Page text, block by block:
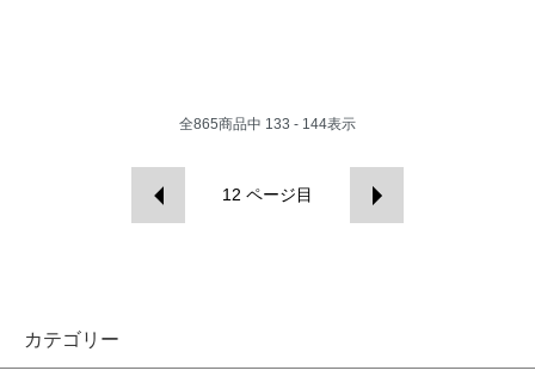
全865商品中 133 - 144表示
12 ページ目
カテゴリー